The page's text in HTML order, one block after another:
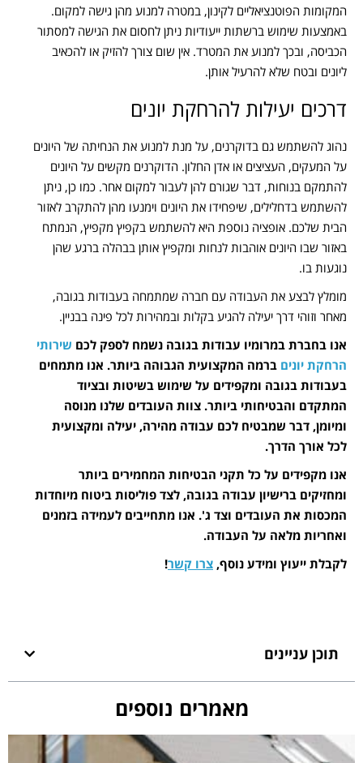
המקומות הפוטנציאליים לקינון, במטרה למנוע מהן גישה למקום.
באמצעות שימוש ברשתות ייעודיות ניתן לחסום את הגישה למסתור
הכביסה, ובכך למנוע את המטרד. אין שום צורך להזיק או להכאיב
ליונים ובטח שלא להרעיל אותן.
דרכים יעילות להרחקת יונים
נהוג להשתמש גם בדוקרנים, על מנת למנוע את הנחיתה של היונים
על המעקים, העציצים או אדן החלון. הדוקרנים מקשים על היונים
להתמקם בנוחות, דבר שגורם להן לעבור למקום אחר. כמו כן, ניתן
להשתמש בדחלילים, שיפחידו את היונים וימנעו מהן להתקרב לאזור
הבית שלכם. אופציה נוספת היא להשתמש בקפיץ מקפיץ, הנמתח
באזור שבו היונים אוהבות לנחות ומקפיץ אותן בבהלה ברגע שהן
נוגעות בו.
מומלץ לבצע את העבודה עם חברה שמתמחה בעבודות בגובה,
מאחר וזוהי דרך יעילה להגיע בקלות ובמהירות לכל פינה בבניין.
אנו בחברת במרומיו עבודות בגובה נשמח לספק לכם שירותי
הרחקת יונים ברמה המקצועית הגבוהה ביותר. אנו מתמחים
בעבודות בגובה ומקפידים על שימוש בשיטות ובציוד
המתקדם והבטיחותי ביותר. צוות העובדים שלנו מנוסה
ומיומן, דבר שמבטיח לכם עבודה מהירה, יעילה ומקצועית
לכל אורך הדרך.
אנו מקפידים על כל תקני הבטיחות המחמירים ביותר
ומחזיקים ברישיון עבודה בגובה, לצד פוליסות ביטוח מיוחדות
המכסות את העובדים וצד ג'. אנו מתחייבים לעמידה בזמנים
ואחריות מלאה על העבודה.
לקבלת ייעוץ ומידע נוסף, צרו קשר!
תוכן עניינים
מאמרים נוספים